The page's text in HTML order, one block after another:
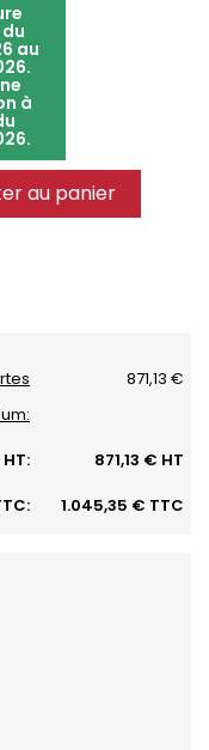
au
à
au panier
871,13 €
871,13 € HT
1.045,35 € TTC